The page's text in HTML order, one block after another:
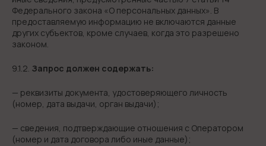
Федерального закона «О персональных данных». В
предоставляемую информацию не включаются данные
других субъектов, кроме случаев, когда это разрешено
законом.
9.1.2. Запрос должен содержать:
— реквизиты документа, удостоверяющего личность
(номер, дата выдачи, орган выдачи);
— сведения, подтверждающие отношения с Оператором
(номер и дата договора либо иные данные);